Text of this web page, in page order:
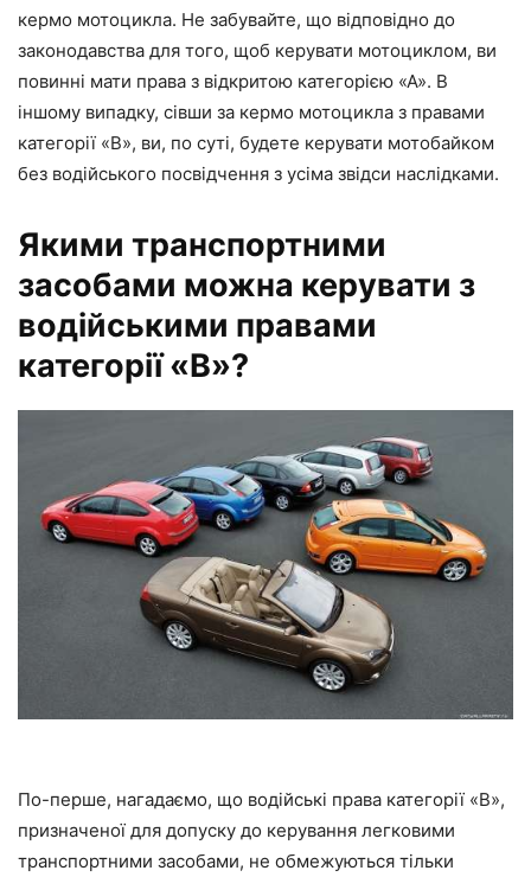
кермо мотоцикла. Не забувайте, що відповідно до
законодавства для того, щоб керувати мотоциклом, ви
повинні мати права з відкритою категорією «А». В
іншому випадку, сівши за кермо мотоцикла з правами
категорії «В», ви, по суті, будете керувати мотобайком
без водійського посвідчення з усіма звідси наслідками.
Якими транспортними
засобами можна керувати з
водійськими правами
категорії «B»?
По-перше, нагадаємо, що водійські права категорії «В»,
призначеної для допуску до керування легковими
транспортними засобами, не обмежуються тільки